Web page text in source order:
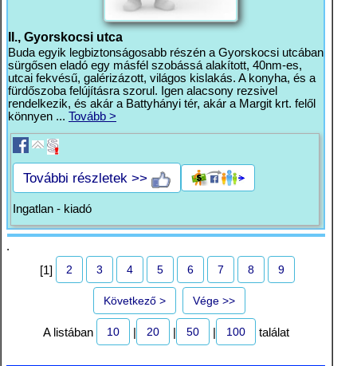
II., Gyorskocsi utca
Buda egyik legbiztonságosabb részén a Gyorskocsi utcában
sürgősen eladó egy másfél szobássá alakított, 40nm-es,
utcai fekvésű, galérizázott, világos kislakás. A konyha, és a
fürdőszoba felújításra szorul. Igen alacsony rezsivel
rendelkezik, és akár a Battyhányi tér, akár a Margit krt. felől
könnyen ... Tovább >
További részletek >>
Ingatlan - kiadó
.
[1]
2 3 4 5 6 7 8 9
Következő > Vége >>
A listában 10 20 50 100 találat